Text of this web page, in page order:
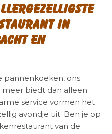
in
en
pannenkoeken, ons
biedt dan alleen
service vormen het
avondje uit. Ben je op
van de